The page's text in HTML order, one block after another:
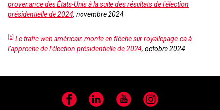
provenance des États-Unis à la suite des résultats de l’élection
présidentielle de 2024, novembre 2024
[5] Le trafic web américain monte en flèche sur royallepage.ca à
l’approche de l’élection présidentielle de 2024, octobre 2024
Facebook LinkedIn YouTube Instagram